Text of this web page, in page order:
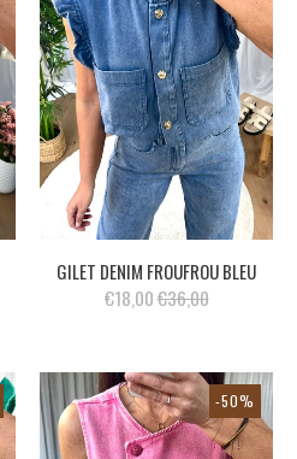
GILET DENIM FROUFROU BLEU
€18,00€36,00
-50%